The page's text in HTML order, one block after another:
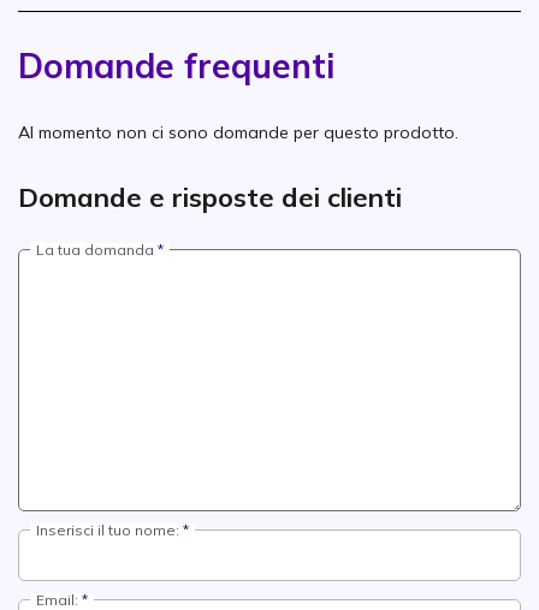
Domande frequenti
Al momento non ci sono domande per questo prodotto.
Domande e risposte dei clienti
La tua domanda
Inserisci il tuo nome:
Email: